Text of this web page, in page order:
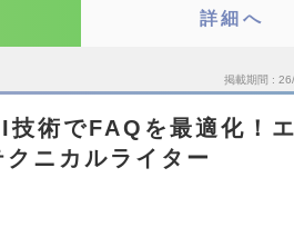
詳細へ
掲載期間
技術でFAQを最適化！
ニカルライター